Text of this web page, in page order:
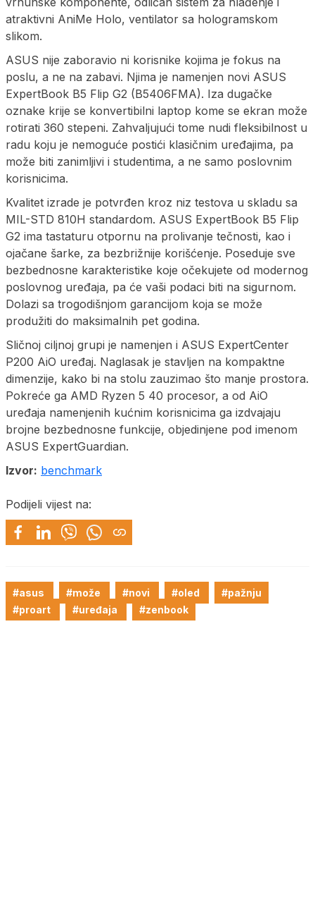
atraktivni AniMe Holo, ventilator sa hologramskom
slikom.
ASUS nije zaboravio ni korisnike kojima je fokus na
poslu, a ne na zabavi. Njima je namenjen novi ASUS
ExpertBook B5 Flip G2 (B5406FMA). Iza dugačke
oznake krije se konvertibilni laptop kome se ekran može
rotirati 360 stepeni. Zahvaljujući tome nudi fleksibilnost u
radu koju je nemoguće postići klasičnim uređajima, pa
može biti zanimljivi i studentima, a ne samo poslovnim
korisnicima.
Kvalitet izrade je potvrđen kroz niz testova u skladu sa
MIL-STD 810H standardom. ASUS ExpertBook B5 Flip
G2 ima tastaturu otpornu na prolivanje tečnosti, kao i
ojačane šarke, za bezbrižnije korišćenje. Poseduje sve
bezbednosne karakteristike koje očekujete od modernog
poslovnog uređaja, pa će vaši podaci biti na sigurnom.
Dolazi sa trogodišnjom garancijom koja se može
produžiti do maksimalnih pet godina.
Sličnoj ciljnoj grupi je namenjen i ASUS ExpertCenter
P200 AiO uređaj. Naglasak je stavljen na kompaktne
dimenzije, kako bi na stolu zauzimao što manje prostora.
Pokreće ga AMD Ryzen 5 40 procesor, a od AiO
uređaja namenjenih kućnim korisnicima ga izdvajaju
brojne bezbednosne funkcije, objedinjene pod imenom
ASUS ExpertGuardian.
Izvor: benchmark
Podijeli vijest na:
#asus #može #novi #oled
#pažnju
#proart
#uređaja #zenbook